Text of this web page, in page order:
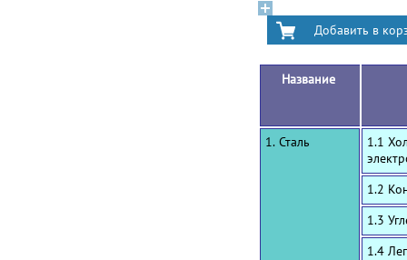
Название
1. Сталь
1.1
1.2
1.3
1.4